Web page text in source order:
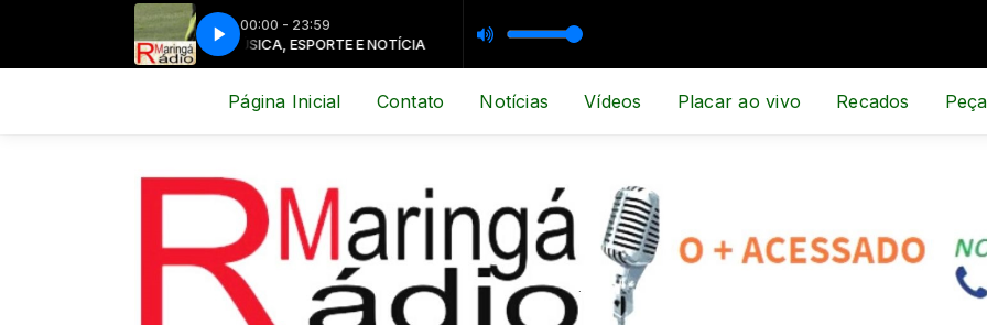
00:00 - 23:59
MÚSICA, ESPORTE E NOTÍCIA MÚSICA, ESPORTE E NOTÍCIA
Página Inicial Contato Notícias Vídeos Placar ao vivo Recados